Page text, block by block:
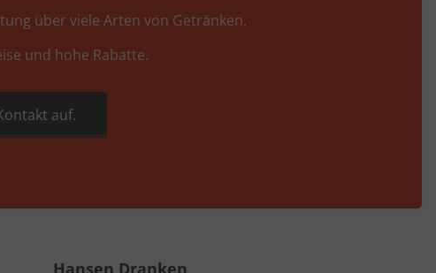
über viele Arten von Getränken.
und hohe Rabatte.
auf.